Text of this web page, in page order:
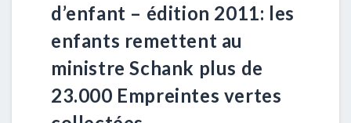
d’enfant – édition 2011: les
enfants remettent au
ministre Schank plus de
23.000 Empreintes vertes